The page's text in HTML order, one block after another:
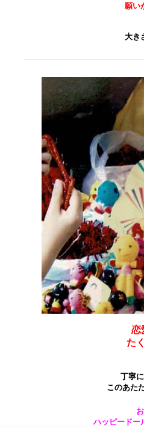
願い
大き
恋
た
丁寧
このあた
ハッピードー